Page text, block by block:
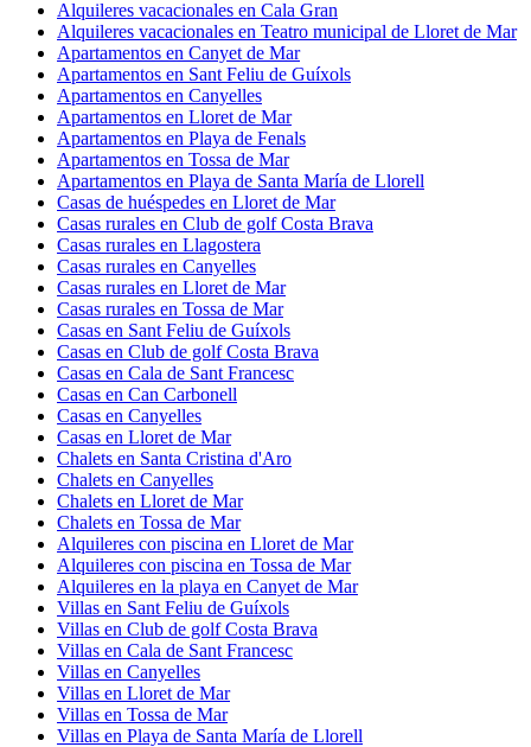
Alquileres vacacionales en Cala Gran
Alquileres vacacionales en Teatro municipal de Lloret de Mar
Apartamentos en Canyet de Mar
Apartamentos en Sant Feliu de Guíxols
Apartamentos en Canyelles
Apartamentos en Lloret de Mar
Apartamentos en Playa de Fenals
Apartamentos en Tossa de Mar
Apartamentos en Playa de Santa María de Llorell
Casas de huéspedes en Lloret de Mar
Casas rurales en Club de golf Costa Brava
Casas rurales en Llagostera
Casas rurales en Canyelles
Casas rurales en Lloret de Mar
Casas rurales en Tossa de Mar
Casas en Sant Feliu de Guíxols
Casas en Club de golf Costa Brava
Casas en Cala de Sant Francesc
Casas en Can Carbonell
Casas en Canyelles
Casas en Lloret de Mar
Chalets en Santa Cristina d'Aro
Chalets en Canyelles
Chalets en Lloret de Mar
Chalets en Tossa de Mar
Alquileres con piscina en Lloret de Mar
Alquileres con piscina en Tossa de Mar
Alquileres en la playa en Canyet de Mar
Villas en Sant Feliu de Guíxols
Villas en Club de golf Costa Brava
Villas en Cala de Sant Francesc
Villas en Canyelles
Villas en Lloret de Mar
Villas en Tossa de Mar
Villas en Playa de Santa María de Llorell